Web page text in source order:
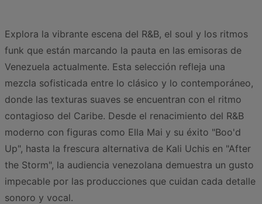
Explora la vibrante escena del R&B, el soul y los ritmos
funk que están marcando la pauta en las emisoras de
Venezuela actualmente. Esta selección refleja una
mezcla sofisticada entre lo clásico y lo contemporáneo,
donde las texturas suaves se encuentran con el ritmo
contagioso del Caribe. Desde el renacimiento del R&B
moderno con figuras como Ella Mai y su éxito "Boo'd
Up", hasta la frescura alternativa de Kali Uchis en "After
the Storm", la audiencia venezolana demuestra un gusto
impecable por las producciones que cuidan cada detalle
sonoro y vocal.